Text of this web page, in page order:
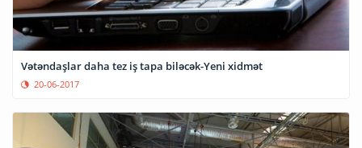
Vətəndaşlar daha tez iş tapa biləcək-Yeni xidmət
20-06-2017